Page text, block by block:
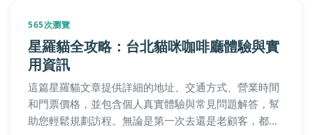
565次瀏覽
檸檬涼拌手撕雞食譜：完整教學與常見問
題解答，清爽夏日必學
想學會製作清爽開胃的檸檬涼拌手撕雞嗎？這篇文章從
食材選擇、步驟分解到常見問題，提供詳細指南。包括